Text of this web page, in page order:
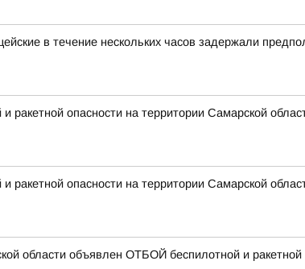
в течение нескольких часов задержали
ракетной опасности на территории Самарской
ракетной опасности на территории Самарской
области объявлен ОТБОЙ беспилотной и